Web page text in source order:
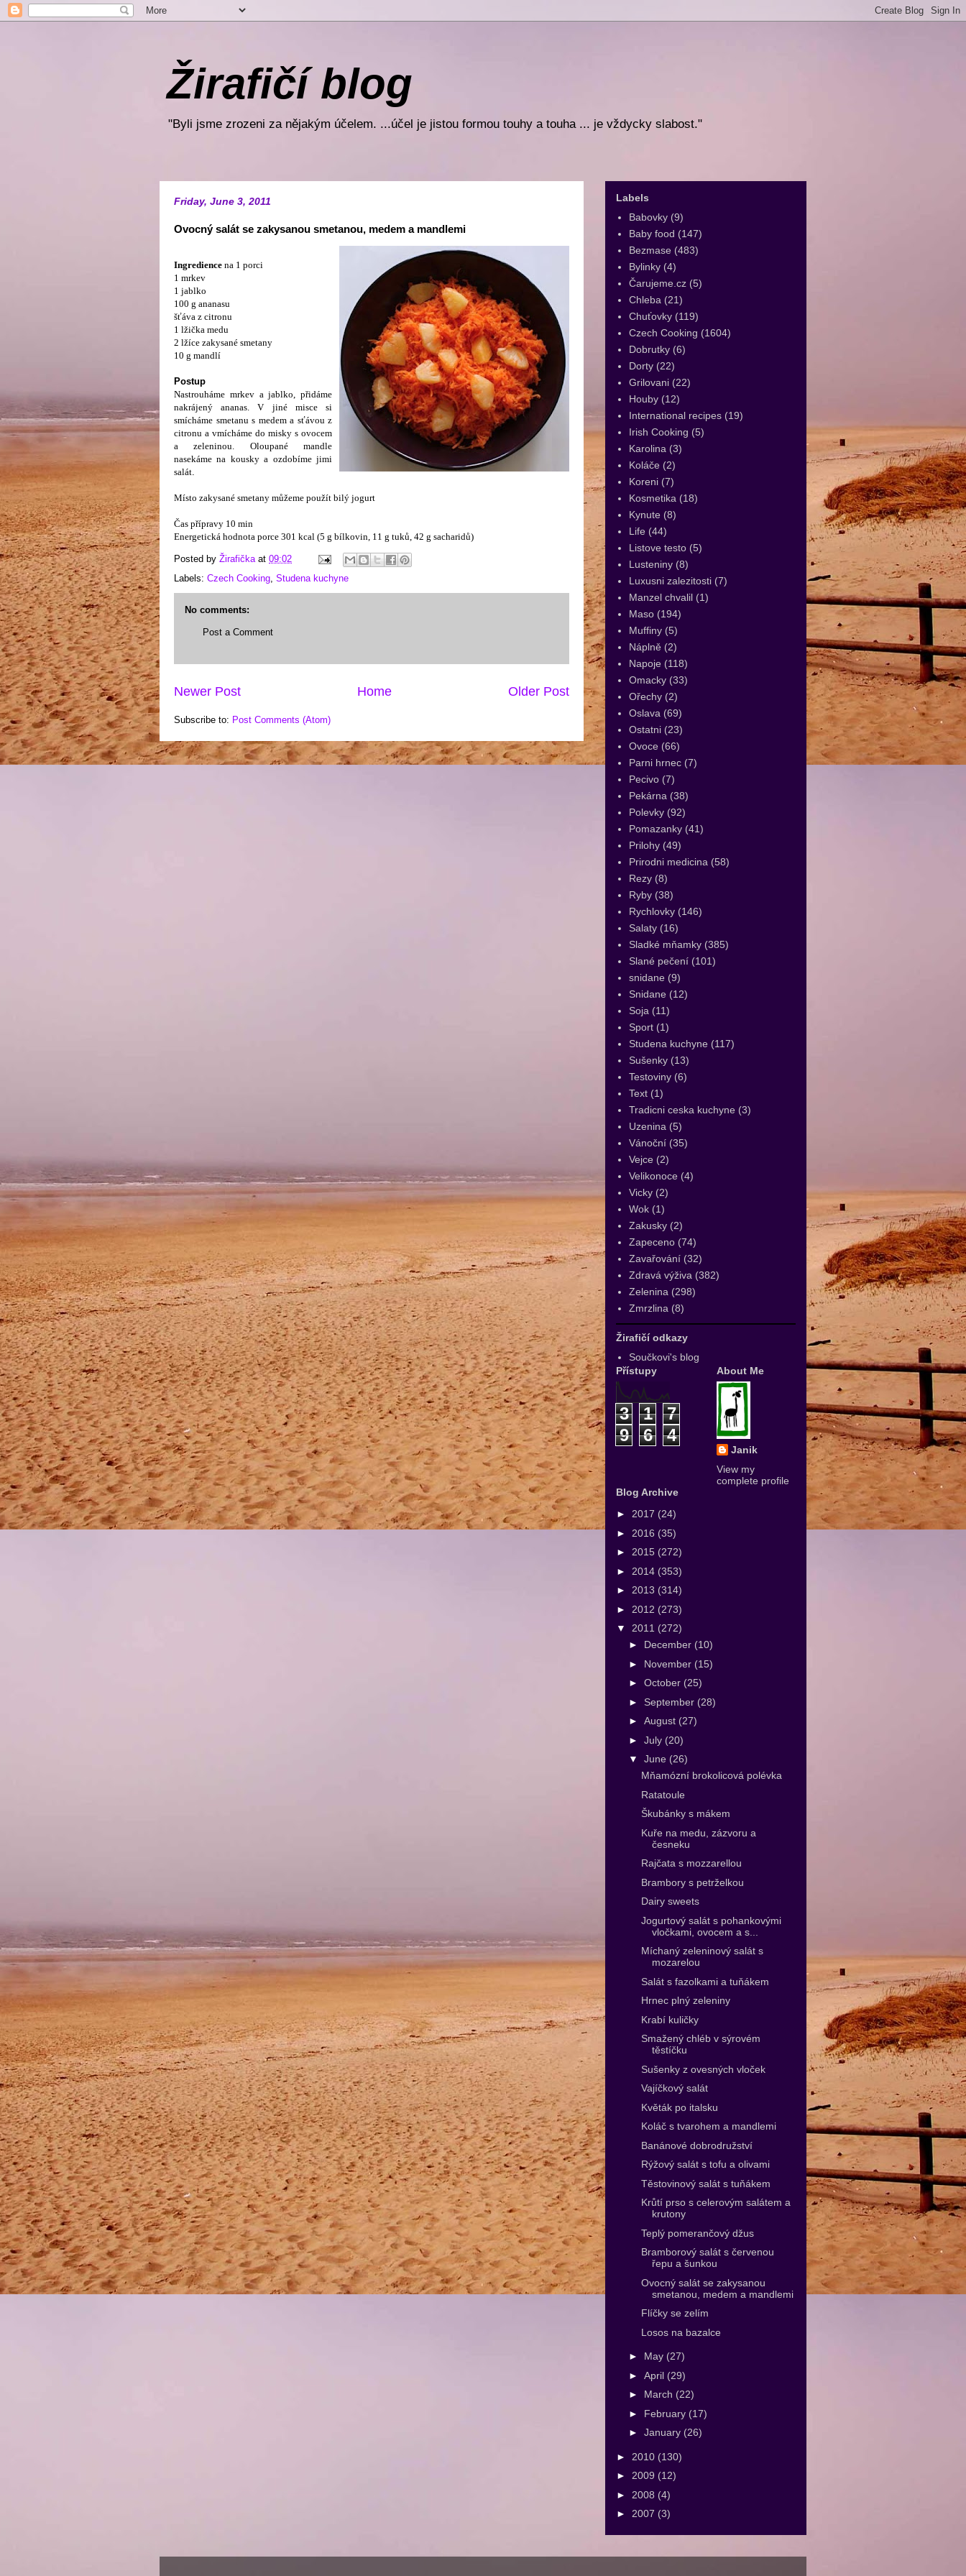
Žirafičí blog
"Byli jsme zrozeni za nějakým účelem. ...účel je jistou formou touhy a touha ... je vždycky slabost."
Friday, June 3, 2011
Ovocný salát se zakysanou smetanou, medem a mandlemi
Ingredience na 1 porci
1 mrkev
1 jablko
100 g ananasu
šťáva z citronu
1 lžička medu
2 lžíce zakysané smetany
10 g mandlí
Postup
Nastrouháme mrkev a jablko, přidáme
nakrájený ananas. V jiné misce si
smícháme smetanu s medem a sťávou z
citronu a vmícháme do misky s ovocem
a zeleninou. Oloupané mandle
nasekáme na kousky a ozdobíme jimi
salát.
Místo zakysané smetany můžeme použít bilý jogurt
Čas přípravy 10 min
Energetická hodnota porce 301 kcal (5 g bílkovin, 11 g tuků, 42 g sacharidů)
Posted by Žirafička at 09:02
Labels: Czech Cooking, Studena kuchyne
No comments:
Post a Comment
Newer Post Older Post
Home
Subscribe to: Post Comments (Atom)
Labels
Babovky (9)
Baby food (147)
Bezmase (483)
Bylinky (4)
Čarujeme.cz (5)
Chleba (21)
Chuťovky (119)
Czech Cooking (1604)
Dobrutky (6)
Dorty (22)
Grilovani (22)
Houby (12)
International recipes (19)
Irish Cooking (5)
Karolina (3)
Koláče (2)
Koreni (7)
Kosmetika (18)
Kynute (8)
Life (44)
Listove testo (5)
Lusteniny (8)
Luxusni zalezitosti (7)
Manzel chvalil (1)
Maso (194)
Muffiny (5)
Náplně (2)
Napoje (118)
Omacky (33)
Ořechy (2)
Oslava (69)
Ostatni (23)
Ovoce (66)
Parni hrnec (7)
Pecivo (7)
Pekárna (38)
Polevky (92)
Pomazanky (41)
Prilohy (49)
Prirodni medicina (58)
Rezy (8)
Ryby (38)
Rychlovky (146)
Salaty (16)
Sladké mňamky (385)
Slané pečení (101)
snidane (9)
Snidane (12)
Soja (11)
Sport (1)
Studena kuchyne (117)
Sušenky (13)
Testoviny (6)
Text (1)
Tradicni ceska kuchyne (3)
Uzenina (5)
Vánoční (35)
Vejce (2)
Velikonoce (4)
Vicky (2)
Wok (1)
Zakusky (2)
Zapeceno (74)
Zavařování (32)
Zdravá výživa (382)
Zelenina (298)
Zmrzlina (8)
Žirafičí odkazy
Součkovi's blog
Přístupy
3 1
7
9
6 4
About Me
Janik
View my
complete profile
Blog Archive
► 2017 (24)
► 2016 (35)
► 2015 (272)
► 2014 (353)
► 2013 (314)
► 2012 (273)
▼ 2011 (272)
► December (10)
► November (15)
► October (25)
► September (28)
► August (27)
► July (20)
▼ June (26)
Mňamózní brokolicová polévka
Ratatoule
Škubánky s mákem
Kuře na medu, zázvoru a
česneku
Rajčata s mozzarellou
Brambory s petrželkou
Dairy sweets
Jogurtový salát s pohankovými
vločkami, ovocem a s...
Míchaný zeleninový salát s
mozarelou
Salát s fazolkami a tuňákem
Hrnec plný zeleniny
Krabí kuličky
Smažený chléb v sýrovém
těstíčku
Sušenky z ovesných vloček
Vajíčkový salát
Květák po italsku
Koláč s tvarohem a mandlemi
Banánové dobrodružství
Rýžový salát s tofu a olivami
Těstovinový salát s tuňákem
Krůtí prso s celerovým salátem a
krutony
Teplý pomerančový džus
Bramborový salát s červenou
řepu a šunkou
Ovocný salát se zakysanou
smetanou, medem a mandlemi
Flíčky se zelím
Losos na bazalce
► May (27)
► April (29)
► March (22)
► February (17)
► January (26)
► 2010 (130)
► 2009 (12)
► 2008 (4)
► 2007 (3)